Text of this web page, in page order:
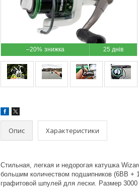
–20% 25 днів
Опис Характеристики
Стильная, легкая и недорогая катушка
большим количеством подшипников (6BB +
графитовой шпулей для лески. Размер